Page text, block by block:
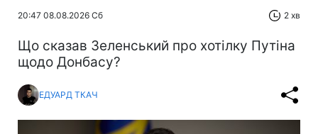
20:47 08.08.2026 Сб 2 хв
Що сказав Зеленський про хотілку Путіна
щодо Донбасу?
ЕДУАРД ТКАЧ